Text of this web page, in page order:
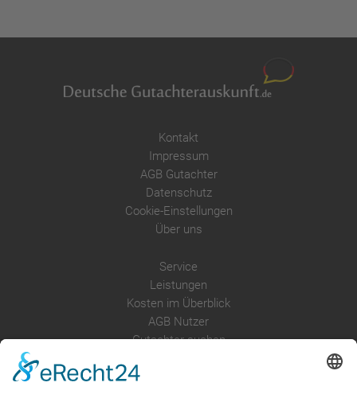
Kontakt
Impressum
AGB Gutachter
Datenschutz
Cookie-Einstellungen
Über uns
Service
Leistungen
Kosten im Überblick
AGB Nutzer
Gutachter suchen